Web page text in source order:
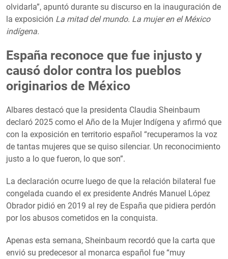
olvidarla”, apuntó durante su discurso en la inauguración de
la exposición La mitad del mundo. La mujer en el México
indígena.
España reconoce que fue injusto y
causó dolor contra los pueblos
originarios de México
Albares destacó que la presidenta Claudia Sheinbaum
declaró 2025 como el Año de la Mujer Indígena y afirmó que
con la exposición en territorio español “recuperamos la voz
de tantas mujeres que se quiso silenciar. Un reconocimiento
justo a lo que fueron, lo que son”.
La declaración ocurre luego de que la relación bilateral fue
congelada cuando el ex presidente Andrés Manuel López
Obrador pidió en 2019 al rey de España que pidiera perdón
por los abusos cometidos en la conquista.
Apenas esta semana, Sheinbaum recordó que la carta que
envió su predecesor al monarca español fue “muy